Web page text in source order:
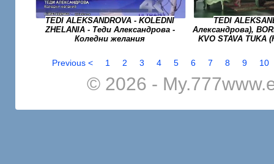
TEDI ALEKSANDROVA - KOLEDNI
ZHELANIA - Теди Александрова -
Коледни желания
TEDI
Александрова),
KVO STAVA TUKA
Previous < 1 2 3 4 5 6 7 8 9 10
© 2026 -